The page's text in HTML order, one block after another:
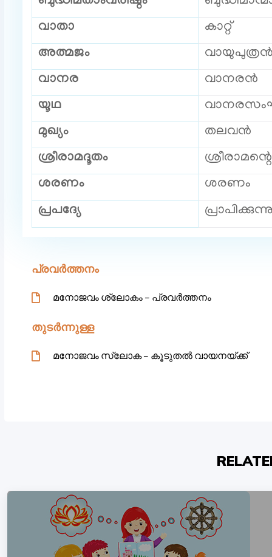
വാതാ
കാറ്റ്
അത്മജം
വാനര
വാനരൻ
യൂഥ
മുഖ്യം
തലവൻ
ശ്രീരാമദൂതം
ശരണം
ശരണം
പ്രപദ്യേ
പ്രവർത്തനം
മനോജവം ശ്ലോകം – പ്രവർത്തനം
തുടർന്നുള്ള
മനോജവം സ്ലോക – കൂടുതൽ വായനയ്ക്ക്